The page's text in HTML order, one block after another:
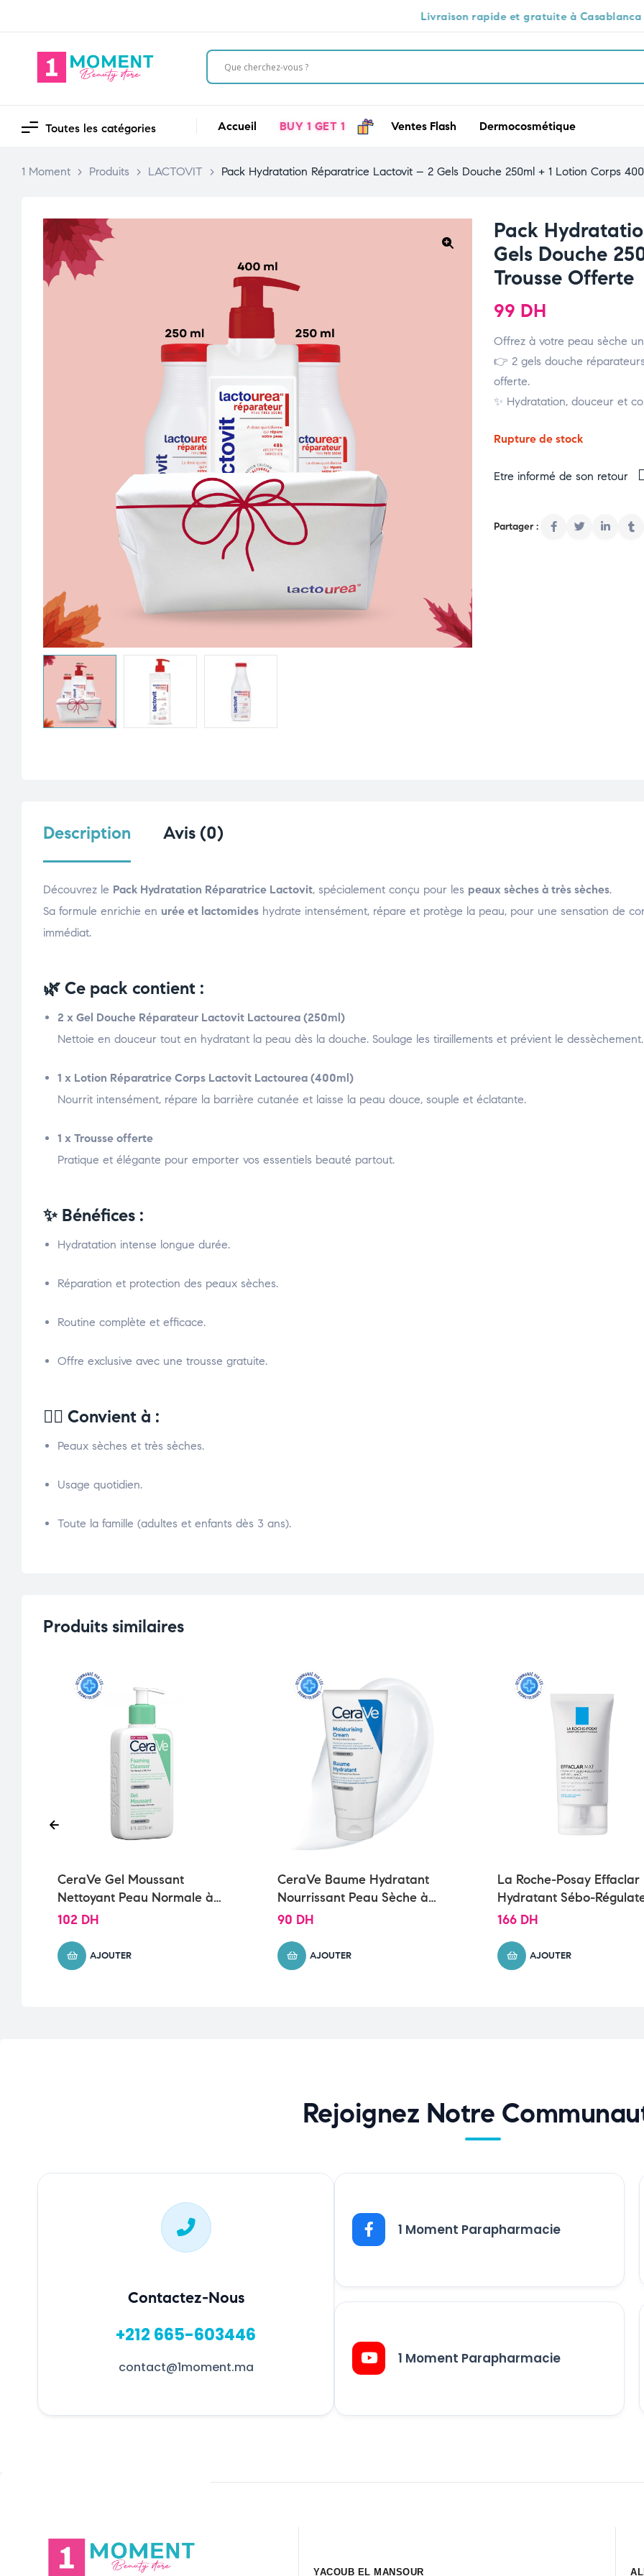
Livraison rapide et gratuite à Casablanca 🕒🚚
Toutes les catégories Accueil BUY 1 GET 1 Ventes Flash Dermocosmétique
1 Moment > Produits > LACTOVIT > Pack Hydratation Réparatrice Lactovit – 2 Gels Douche 250ml + 1 Lotion Corps
Pack
Gels Douche
Trousse Offerte
99 DH
Offrez à votre peau sèche
👉 2 gels douche
offerte.
✨ Hydratation, douceur et
Rupture de stock
Etre informé de son retour
Description Avis (0)
Découvrez le Pack Hydratation Réparatrice Lactovit, spécialement conçu pour les peaux sèches à très sèches.
Sa formule enrichie en urée et lactomides hydrate intensément, répare et protège la peau, pour une sensation de
immédiat.
🌿 Ce pack contient :
2 x Gel Douche Réparateur Lactovit Lactourea (250ml)
Nettoie en douceur tout en hydratant la peau dès la douche. Soulage les tiraillements et prévient le dessèchement.
1 x Lotion Réparatrice Corps Lactovit Lactourea (400ml)
Nourrit intensément, répare la barrière cutanée et laisse la peau douce, souple et éclatante.
1 x Trousse offerte
Pratique et élégante pour emporter vos essentiels beauté partout.
✨ Bénéfices :
Hydratation intense longue durée.
Réparation et protection des peaux sèches.
Routine complète et efficace.
Offre exclusive avec une trousse gratuite.
👩‍⚕️ Convient à :
Peaux sèches et très sèches.
Usage quotidien.
Toute la famille (adultes et enfants dès 3 ans).
Produits similaires
CeraVe Gel Moussant
Nettoyant Peau Normale à
Grasse | 236ml
102 DH
AJOUTER
CeraVe Baume Hydratant
Nourrissant Peau Sèche à
Très Sèche | 177ml
90 DH
AJOUTER
La Roche-Posay
Hydratant Sébo-
Peau Grasse et Sensible
166 DH
AJOUTER
Rejoignez Notre
Contactez-Nous
+212 665-603446
contact@1moment.ma
1 Moment Parapharmacie
1 Moment Parapharmacie
YACOUB EL MANSOUR